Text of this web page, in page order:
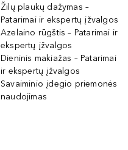
Žilų plaukų dažymas –
Patarimai ir ekspertų įžvalgos
Azelaino rūgštis – Patarimai ir
ekspertų įžvalgos
Dieninis makiažas – Patarimai
ir ekspertų įžvalgos
Savaiminio įdegio priemonės
naudojimas